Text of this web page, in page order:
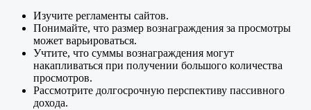
Изучите регламенты сайтов.
Понимайте, что размер вознаграждения за просмотры
может варьироваться.
Учтите, что суммы вознаграждения могут
накапливаться при получении большого количества
просмотров.
Рассмотрите долгосрочную перспективу пассивного
дохода.